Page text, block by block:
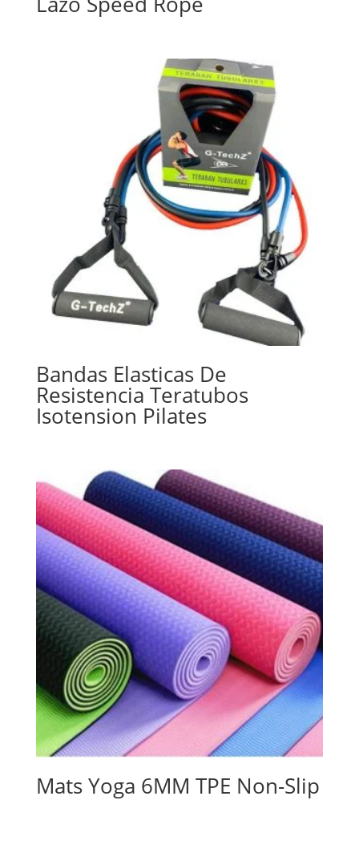
Bandas Elasticas De
Resistencia Teratubos
Isotension Pilates
Mats Yoga 6MM TPE Non-Slip